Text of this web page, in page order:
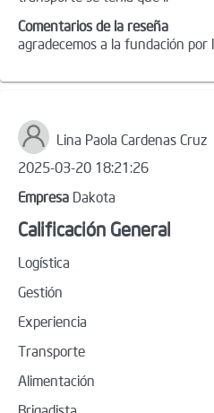
Comentarios de la reseña
agradecemos a la fundación por
Lina Paola Cardenas Cruz
2025-03-20 18:21:26
Empresa Dakota
Calificación General
Logística
Gestión
Experiencia
Transporte
Alimentación
Brigadista